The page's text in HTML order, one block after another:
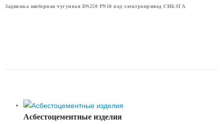
Задвижка шиберная чугунная DN250 PN10 под электропривод СИБЗТА
Асбестоцементные изделия